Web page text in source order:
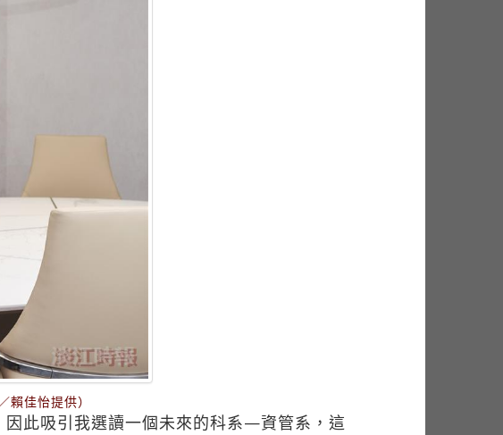
佳怡提供）
此吸引我選讀一個未來的科系—資管系，這